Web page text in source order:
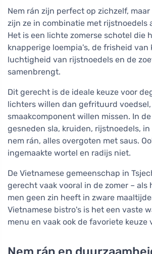
Nem rán zijn perfect op zichzelf,
zijn ze in combinatie met rijstnoedels
Het is een lichte zomerse schotel die
knapperige loempia's, de frisheid van
luchtigheid van rijstnoedels en de
samenbrengt.
Dit gerecht is de ideale keuze voor
lichters willen dan gefrituurd
smaakcomponent willen missen. In
gesneden sla, kruiden, rijstnoedels,
nem rán, alles overgoten met saus.
ingemaakte wortel en radijs niet.
De Vietnamese gemeenschap in
gerecht vaak vooral in de zomer – als
men geen zin heeft in zware
Vietnamese bistro's is het een vaste
menu en vaak ook de favoriete keuze